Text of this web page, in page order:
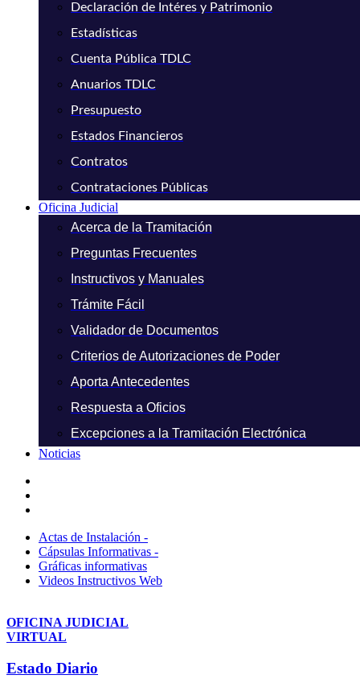
Declaración de Intéres y Patrimonio
Estadísticas
Cuenta Pública TDLC
Anuarios TDLC
Presupuesto
Estados Financieros
Contratos
Contrataciones Públicas
Oficina Judicial
Acerca de la Tramitación
Preguntas Frecuentes
Instructivos y Manuales
Trámite Fácil
Validador de Documentos
Criterios de Autorizaciones de Poder
Aporta Antecedentes
Respuesta a Oficios
Excepciones a la Tramitación Electrónica
Noticias
Actas de Instalación -
Cápsulas Informativas -
Gráficas informativas
Videos Instructivos Web
OFICINA JUDICIAL
VIRTUAL
Estado Diario